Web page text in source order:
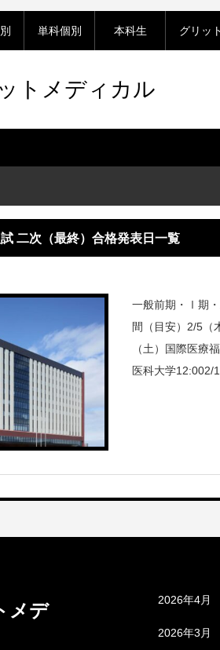
単科個別 本科生 グリット
トメディカル
二次（最終）合格発表日一覧
一般前期・Ⅰ期
間（目安）2/5（
（土）国際医療
医科大学12:002/
2026年4月
2026年3月
メデ